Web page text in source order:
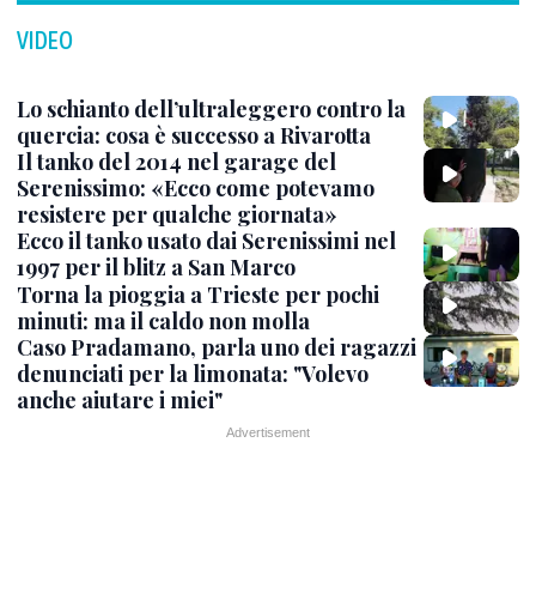
VIDEO
Lo schianto dell’ultraleggero contro la
quercia: cosa è successo a Rivarotta
Il tanko del 2014 nel garage del
Serenissimo: «Ecco come potevamo
resistere per qualche giornata»
Ecco il tanko usato dai Serenissimi nel
1997 per il blitz a San Marco
Torna la pioggia a Trieste per pochi
minuti: ma il caldo non molla
Caso Pradamano, parla uno dei ragazzi
denunciati per la limonata: "Volevo
anche aiutare i miei"